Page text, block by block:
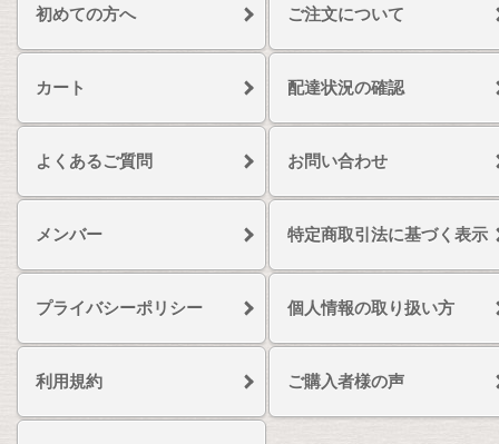
初めての方へ ご注文について
カート 配達状況の確認
よくあるご質問 お問い合わせ
メンバー 特定商取引法に基づく表示
プライバシーポリシー 個人情報の取り扱い方
利用規約 ご購入者様の声